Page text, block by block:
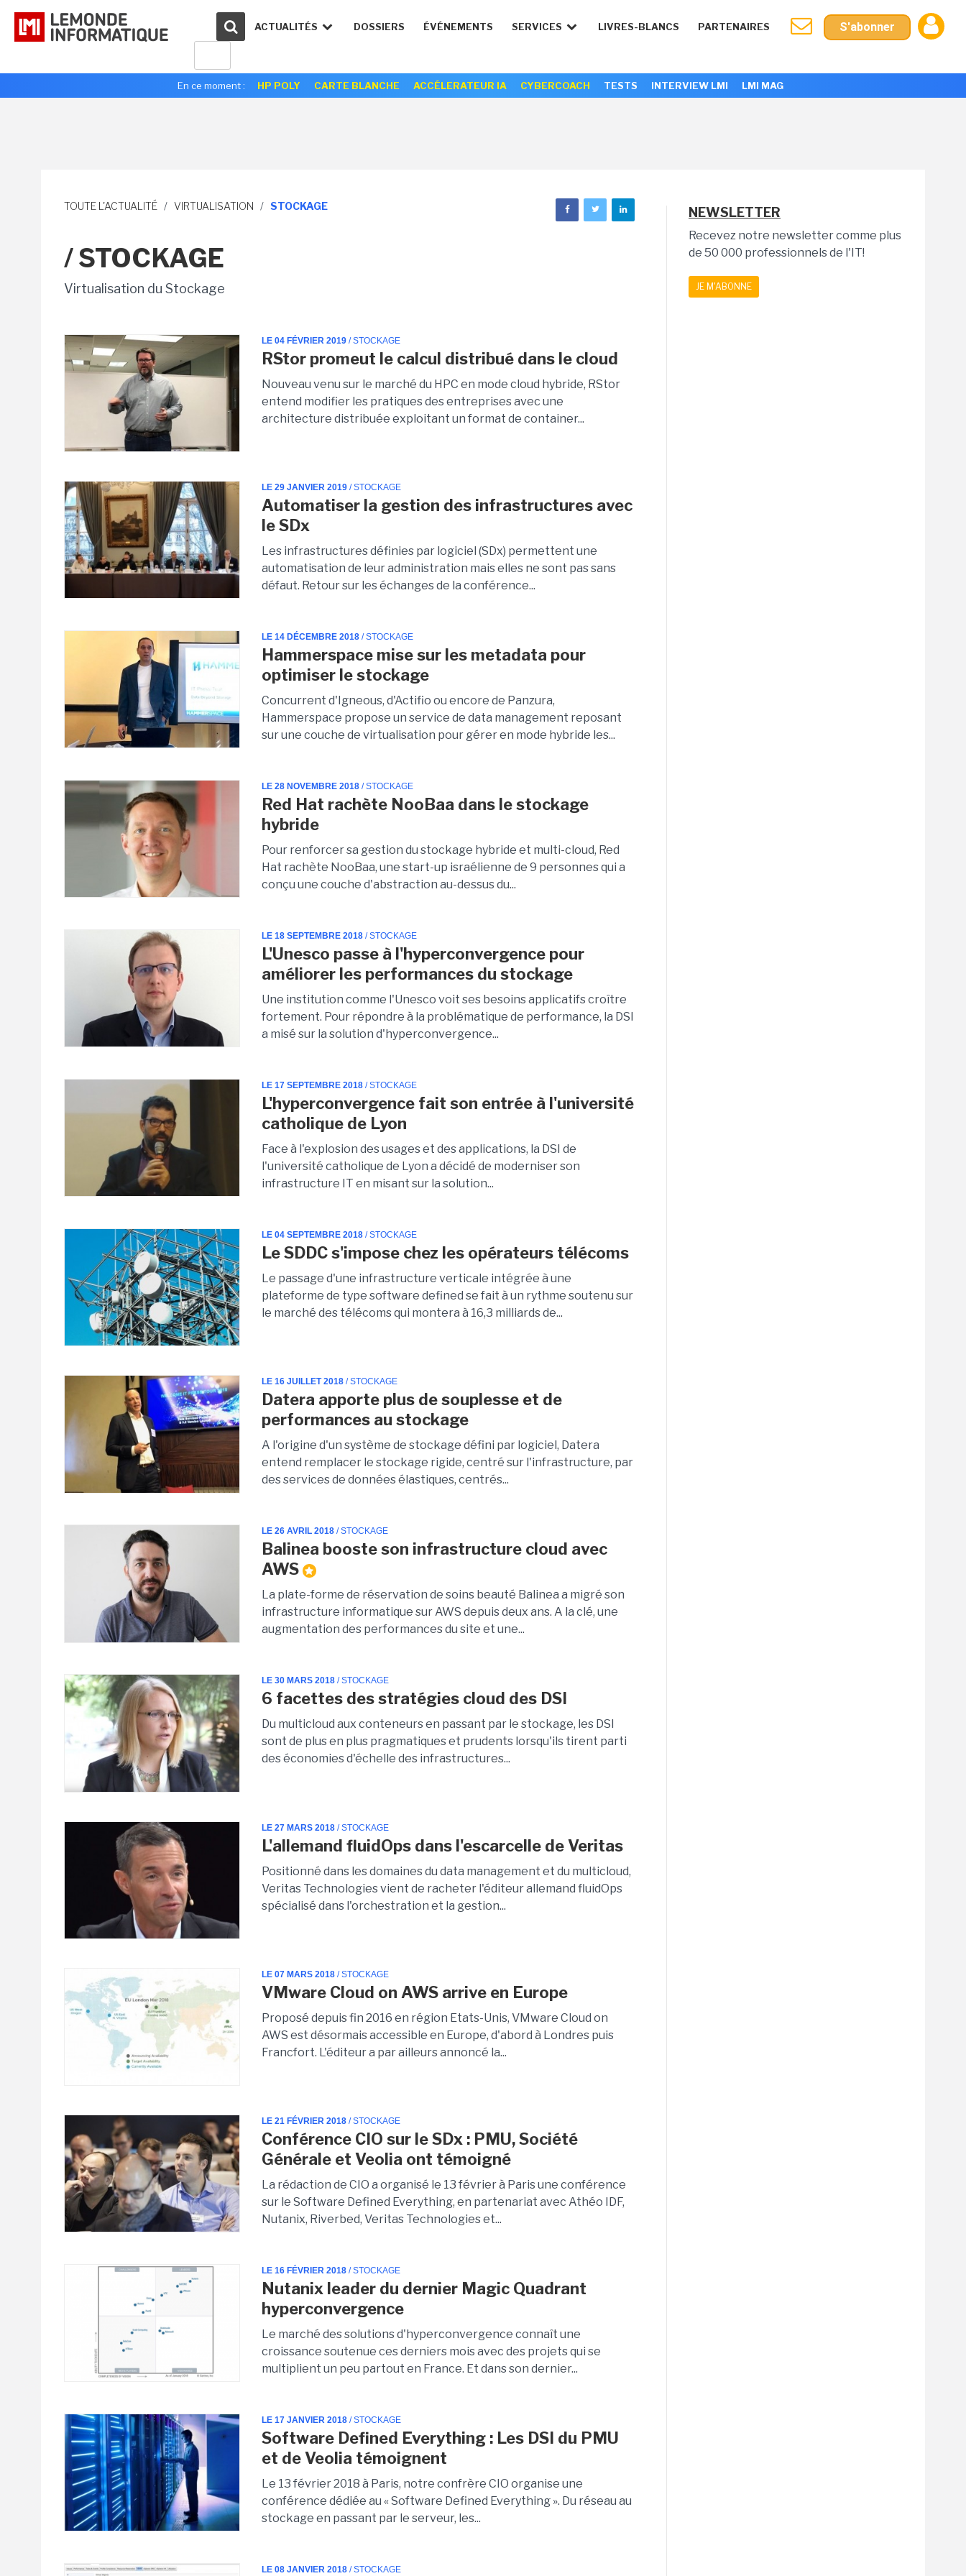
ACTUALITÉS DOSSIERS ÉVÉNEMENTS SERVICES LIVRES-BLANCS PARTENAIRES S'abonner
En ce moment : HP POLY CARTE BLANCHE ACCÉLERATEUR IA CYBERCOACH TESTS INTERVIEW LMI LMI MAG
TOUTE L'ACTUALITÉ / VIRTUALISATION / STOCKAGE
/ STOCKAGE
Virtualisation du Stockage
LE 04 FÉVRIER 2019 / STOCKAGE
RStor promeut le calcul distribué dans le cloud
Nouveau venu sur le marché du HPC en mode cloud hybride, RStor
entend modifier les pratiques des entreprises avec une
architecture distribuée exploitant un format de container...
LE 29 JANVIER 2019 / STOCKAGE
Automatiser la gestion des infrastructures avec
le SDx
Les infrastructures définies par logiciel (SDx) permettent une
automatisation de leur administration mais elles ne sont pas sans
défaut. Retour sur les échanges de la conférence...
LE 14 DÉCEMBRE 2018 / STOCKAGE
Hammerspace mise sur les metadata pour
optimiser le stockage
Concurrent d'Igneous, d'Actifio ou encore de Panzura,
Hammerspace propose un service de data management reposant
sur une couche de virtualisation pour gérer en mode hybride les...
LE 28 NOVEMBRE 2018 / STOCKAGE
Red Hat rachète NooBaa dans le stockage
hybride
Pour renforcer sa gestion du stockage hybride et multi-cloud, Red
Hat rachète NooBaa, une start-up israélienne de 9 personnes qui a
conçu une couche d'abstraction au-dessus du...
LE 18 SEPTEMBRE 2018 / STOCKAGE
L'Unesco passe à l'hyperconvergence pour
améliorer les performances du stockage
Une institution comme l'Unesco voit ses besoins applicatifs croître
fortement. Pour répondre à la problématique de performance, la DSI
a misé sur la solution d'hyperconvergence...
LE 17 SEPTEMBRE 2018 / STOCKAGE
L'hyperconvergence fait son entrée à l'université
catholique de Lyon
Face à l'explosion des usages et des applications, la DSI de
l'université catholique de Lyon a décidé de moderniser son
infrastructure IT en misant sur la solution...
LE 04 SEPTEMBRE 2018 / STOCKAGE
Le SDDC s'impose chez les opérateurs télécoms
Le passage d'une infrastructure verticale intégrée à une
plateforme de type software defined se fait à un rythme soutenu sur
le marché des télécoms qui montera à 16,3 milliards de...
LE 16 JUILLET 2018 / STOCKAGE
Datera apporte plus de souplesse et de
performances au stockage
A l'origine d'un système de stockage défini par logiciel, Datera
entend remplacer le stockage rigide, centré sur l'infrastructure, par
des services de données élastiques, centrés...
LE 26 AVRIL 2018 / STOCKAGE
Balinea booste son infrastructure cloud avec
AWS
La plate-forme de réservation de soins beauté Balinea a migré son
infrastructure informatique sur AWS depuis deux ans. A la clé, une
augmentation des performances du site et une...
LE 30 MARS 2018 / STOCKAGE
6 facettes des stratégies cloud des DSI
Du multicloud aux conteneurs en passant par le stockage, les DSI
sont de plus en plus pragmatiques et prudents lorsqu'ils tirent parti
des économies d'échelle des infrastructures...
LE 27 MARS 2018 / STOCKAGE
L'allemand fluidOps dans l'escarcelle de Veritas
Positionné dans les domaines du data management et du multicloud,
Veritas Technologies vient de racheter l'éditeur allemand fluidOps
spécialisé dans l'orchestration et la gestion...
LE 07 MARS 2018 / STOCKAGE
VMware Cloud on AWS arrive en Europe
Proposé depuis fin 2016 en région Etats-Unis, VMware Cloud on
AWS est désormais accessible en Europe, d'abord à Londres puis
Francfort. L'éditeur a par ailleurs annoncé la...
LE 21 FÉVRIER 2018 / STOCKAGE
Conférence CIO sur le SDx : PMU, Société
Générale et Veolia ont témoigné
La rédaction de CIO a organisé le 13 février à Paris une conférence
sur le Software Defined Everything, en partenariat avec Athéo IDF,
Nutanix, Riverbed, Veritas Technologies et...
LE 16 FÉVRIER 2018 / STOCKAGE
Nutanix leader du dernier Magic Quadrant
hyperconvergence
Le marché des solutions d'hyperconvergence connaît une
croissance soutenue ces derniers mois avec des projets qui se
multiplient un peu partout en France. Et dans son dernier...
LE 17 JANVIER 2018 / STOCKAGE
Software Defined Everything : Les DSI du PMU
et de Veolia témoignent
Le 13 février 2018 à Paris, notre confrère CIO organise une
conférence dédiée au « Software Defined Everything ». Du réseau au
stockage en passant par le serveur, les...
LE 08 JANVIER 2018 / STOCKAGE
NEWSLETTER
Recevez notre newsletter comme plus
de 50 000 professionnels de l'IT!
JE M'ABONNE